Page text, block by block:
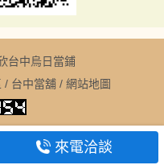
台中烏日當鋪
/ 台中當舖 / 網站地圖
來電洽談